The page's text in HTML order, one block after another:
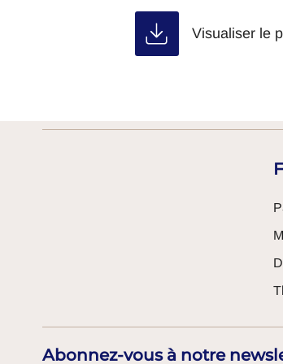
Visualiser le
Abonnez-vous à notre